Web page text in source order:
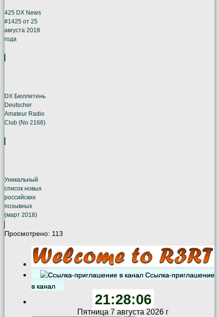
425 DX News
#1425 от 25
августа 2018
года
DX Бюллетень
Deutscher
Amateur Radio
Club (No 2166)
Уникальный
список новых
российских
позывных
(март 2018)
Просмотрено: 113
Ссылка-приглашение
в канал
21:28:06
Пятница 7 августа 2026 г